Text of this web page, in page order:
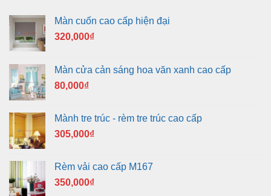
Màn cuốn cao cấp hiện đại
320,000₫
Màn cửa cản sáng hoa văn xanh cao cấp
80,000₫
Mành tre trúc - rèm tre trúc cao cấp
305,000₫
Rèm vải cao cấp M167
350,000₫